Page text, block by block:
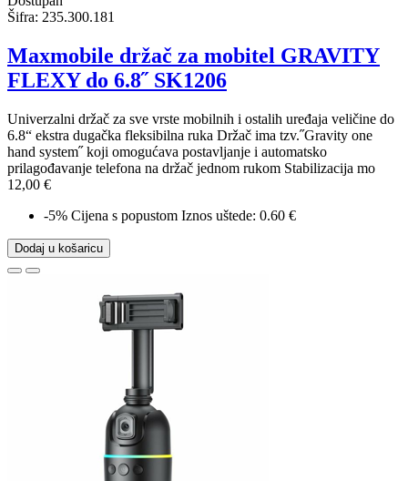
Šifra: 235.300.181
Maxmobile držač za mobitel GRAVITY
FLEXY do 6.8˝ SK1206
Univerzalni držač za sve vrste mobilnih i ostalih uređaja veličine do
6.8“ ekstra dugačka fleksibilna ruka Držač ima tzv.˝Gravity one
hand system˝ koji omogućava postavljanje i automatsko
prilagođavanje telefona na držač jednom rukom Stabilizacija mo
12,00 €
-5% Cijena s popustom Iznos uštede: 0.60 €
Dodaj u košaricu